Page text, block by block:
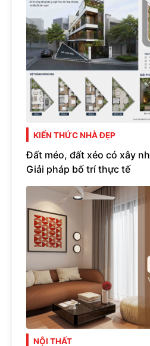
KIẾN THỨC NHÀ ĐẸP
Đất méo, đất xéo có xây
Giải pháp bố trí thực tế
NỘI THẤT